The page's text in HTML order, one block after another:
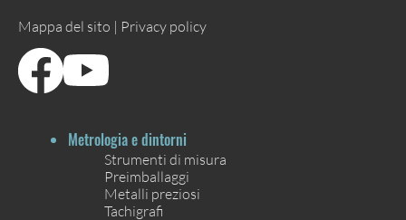
Mappa del sito | Privacy policy
Metrologia e dintorni
Strumenti di misura
Preimballaggi
Metalli preziosi
Tachigrafi